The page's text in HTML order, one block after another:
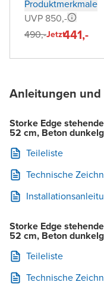
Produktmerkmale
UVP 850,-
490,-Jetzt441,-
Anleitungen und
Storke Edge
52 cm, Beton
Teileliste
Technische
Storke Edge
52 cm, Beton
Teileliste
Technische